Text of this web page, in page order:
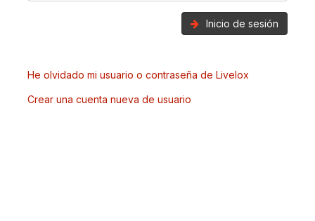
Inicio de sesión
He olvidado mi usuario o contraseña de Livelox
Crear una cuenta nueva de usuario